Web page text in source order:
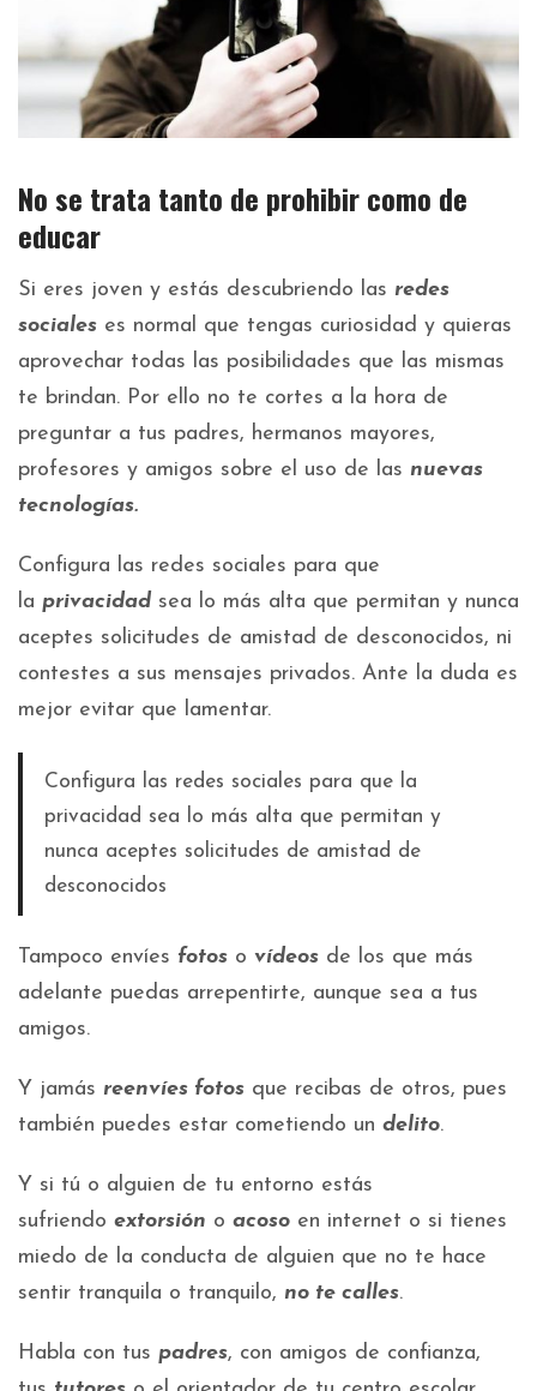
No se trata tanto de prohibir como de
educar
Si eres joven y estás descubriendo las redes
sociales es normal que tengas curiosidad y quieras
aprovechar todas las posibilidades que las mismas
te brindan. Por ello no te cortes a la hora de
preguntar a tus padres, hermanos mayores,
profesores y amigos sobre el uso de las nuevas
tecnologías.
Configura las redes sociales para que
la privacidad sea lo más alta que permitan y nunca
aceptes solicitudes de amistad de desconocidos, ni
contestes a sus mensajes privados. Ante la duda es
mejor evitar que lamentar.
Configura las redes sociales para que la
privacidad sea lo más alta que permitan y
nunca aceptes solicitudes de amistad de
desconocidos
Tampoco envíes fotos o vídeos de los que más
adelante puedas arrepentirte, aunque sea a tus
amigos.
Y jamás reenvíes fotos que recibas de otros, pues
también puedes estar cometiendo un delito.
Y si tú o alguien de tu entorno estás
sufriendo extorsión o acoso en internet o si tienes
miedo de la conducta de alguien que no te hace
sentir tranquila o tranquilo, no te calles.
Habla con tus padres, con amigos de confianza,